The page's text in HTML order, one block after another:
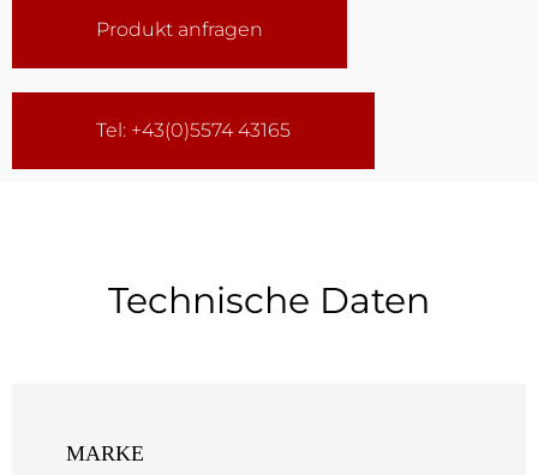
Produkt anfragen
Tel: +43(0)5574 43165
Technische Daten
MARKE